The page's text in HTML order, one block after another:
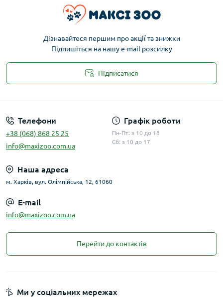
Дізнавайтеся першим про акції та знижки
Підпишіться на нашу e-mail розсилку
Підписатися
Телефони
+38 (068) 868 25 25
info@maxizoo.com.ua
Графік роботи
Пн-Пт: з 10 до 18
Сб: з 10 до 17
Наша адреса
м. Харків, вул. Олімпійська, 12, 61060
E-mail
info@maxizoo.com.ua
Перейти до контактів
Ми у соціальних мережах